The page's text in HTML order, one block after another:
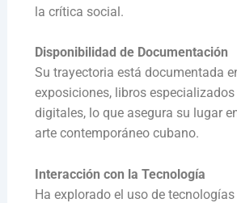
la crítica social.
Disponibilidad de Documentación
Su trayectoria está documentada
exposiciones, libros
digitales, lo que asegura su lugar
arte contemporáneo cubano.
Interacción con la Tecnología
Ha explorado el uso de